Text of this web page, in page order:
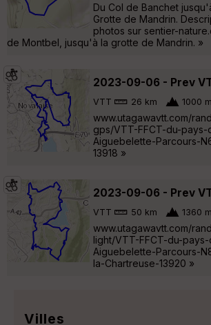
Du Col de Banchet
Grotte de Mandrin.
photos sur sentier-
de Montbel, jusqu'à la grotte de Mandrin. »
2023-09-06 - Prev
VTT 26 km 1000 m
www.utagawavtt.com/
gps/VTT-FFCT-du-pays-
Aiguebelette-Parcours-
13918 »
2023-09-06 - Prev
VTT 50 km 1360 m
www.utagawavtt.com/
light/VTT-FFCT-du-
Aiguebelette-Parcours-
la-Chartreuse-13920 »
Villes